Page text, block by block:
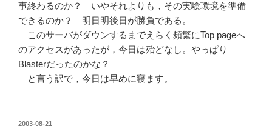
事終わるのか？ いやそれよりも，その実験環境を準備
できるのか？ 明日明後日が勝負である。
このサーバがダウンするまでえらく頻繁にTop pageへ
のアクセスがあったが，今日は殆どなし。やっぱり
Blasterだったのかな？
と言う訳で，今日は早めに寝ます。
POSTED
2003-08-21